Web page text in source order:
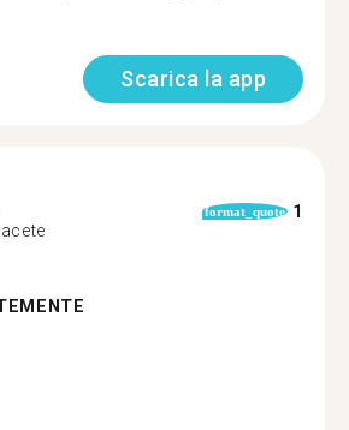
Scarica la app
format_quote 1